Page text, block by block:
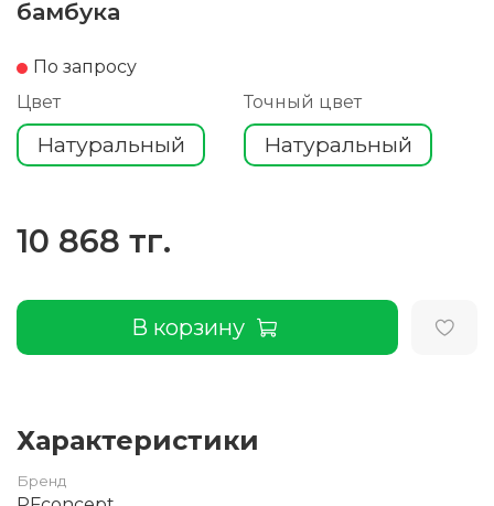
бамбука
По запросу
Цвет
Натуральный
Точный цвет
Натуральный
10 868 тг.
В корзину
Характеристики
Бренд